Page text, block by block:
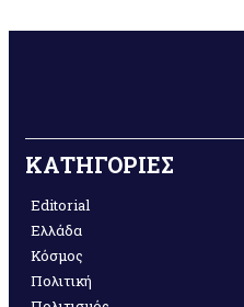
ΚΑΤΗΓΟΡΙΕΣ
Editorial
Ελλάδα
Κόσμος
Πολιτική